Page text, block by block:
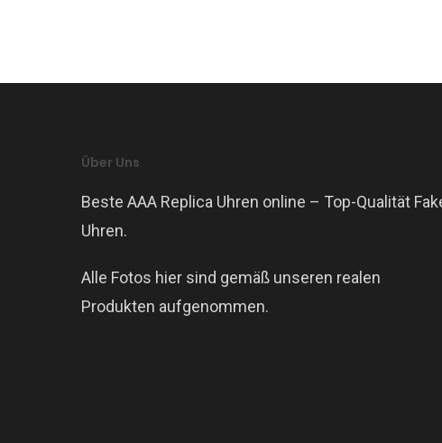
Über Uns
Beste AAA Replica Uhren online – Top-Qualität
Uhren.
Alle Fotos hier sind gemäß unseren realen
Produkten aufgenommen.